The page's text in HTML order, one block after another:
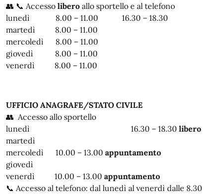
👥 📞 Accesso libero allo sportello e al telefono
lunedì 8.00 – 11.00 16.30 – 18.30
martedì 8.00 – 11.00
mercoledì 8.00 – 11.00
giovedì 8.00 – 11.00
venerdì 8.00 – 11.00
UFFICIO ANAGRAFE/STATO CIVILE
👥 Accesso allo sportello
lunedì 16.30 – 18.30 libero
martedì
mercoledì 10.00 – 13.00 appuntamento
giovedì
venerdì 10.00 – 13.00 appuntamento
📞 Accesso al telefono: dal lunedì al venerdì dalle 8.30